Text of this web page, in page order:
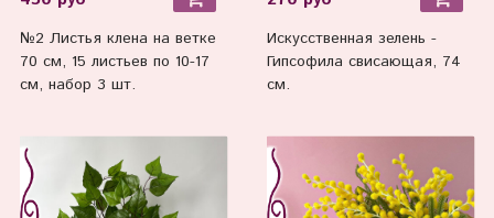
№2 Листья клена на ветке
70 см, 15 листьев по 10-17
см, набор 3 шт.
Искусственная зелень -
Гипсофила свисающая, 74
см.